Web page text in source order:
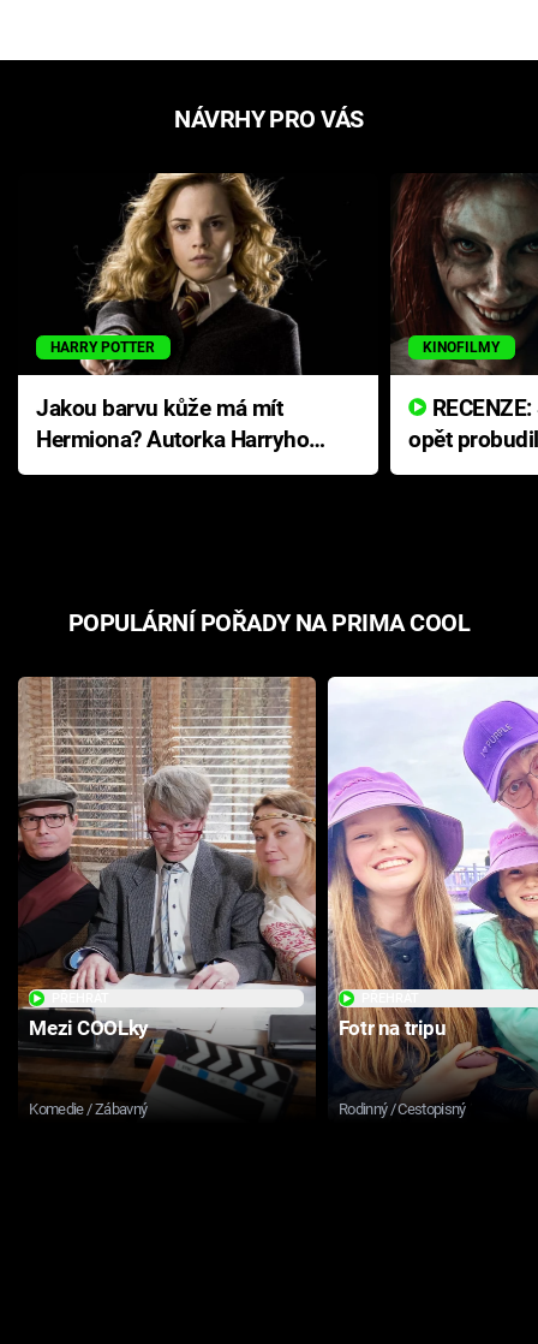
NÁVRHY PRO VÁS
HARRY POTTER
Jakou barvu kůže má mít
Hermiona? Autorka Harryho
Pottera přišla s ráznou
KINOFILMY
opět
přichází s
POPULÁRNÍ POŘADY NA PRIMA COOL
Mezi COOLky
Komedie / Zábavný
Fotr na tripu
Rodinný / Cestopisný